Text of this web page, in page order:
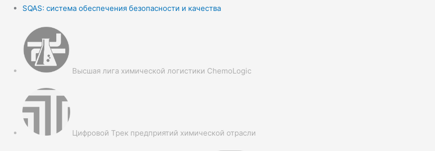
SQAS: система обеспечения безопасности и качества
Высшая лига химической логистики ChemoLogic
Цифровой Трек предприятий химической отрасли